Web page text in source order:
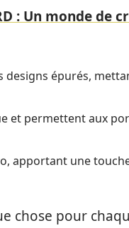
: Un monde de
épurés,
et permettent aux
apportant une
chose pour